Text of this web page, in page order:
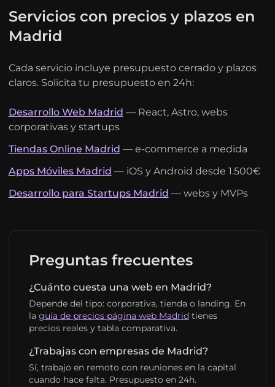
Servicios con precios y plazos en
Madrid
Cada servicio incluye presupuesto cerrado y plazos
claros. Solicita tu presupuesto en 24h:
Desarrollo Web Madrid — React, Astro, webs
corporativas y startups
Tiendas Online Madrid — e-commerce a medida
Apps Móviles Madrid — iOS y Android desde 1.500€
Desarrollo para Startups Madrid — webs y MVPs
Preguntas frecuentes
¿Cuánto cuesta una web en Madrid?
Depende del tipo: corporativa, tienda o landing. En
la guía de precios página web Madridtienes
precios reales y tabla comparativa.
¿Trabajas con empresas de Madrid?
Sí, trabajo en remoto con reuniones en la capital
cuando hace falta. Presupuesto en 24h.